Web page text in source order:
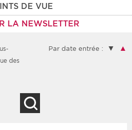
DE VUE
LA NEWSLETTER
Type d'information
des
Par date entrée : ▼ ▲